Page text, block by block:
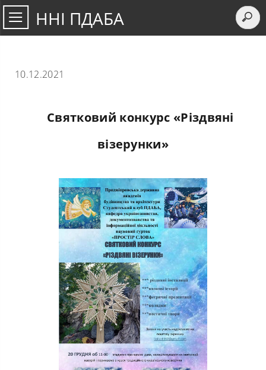
ННІ ПДАБА
10.12.2021
Святковий конкурс «Різдвяні
візерунки»